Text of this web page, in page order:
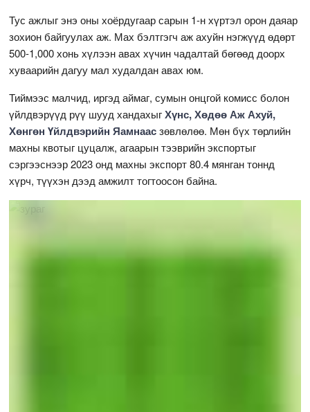
Тус ажлыг энэ оны хоёрдугаар сарын 1-н хүртэл орон даяар
зохион байгуулах аж. Мах бэлтгэгч аж ахуйн нэгжүүд өдөрт
500-1,000 хонь хүлээн авах хүчин чадалтай бөгөөд доорх
хуваарийн дагуу мал худалдан авах юм.
Тиймээс малчид, иргэд аймаг, сумын онцгой комисс болон
үйлдвэрүүд рүү шууд хандахыгХүнс, Хөдөө Аж Ахуй,
Хөнгөн Үйлдвэрийн Яамнаасзөвлөлөө. Мөн бүх төрлийн
махны квотыг цуцалж, агаарын тээврийн экспортыг
сэргээснээр 2023 онд махны экспорт 80.4 мянган тоннд
хүрч, түүхэн дээд амжилт тогтоосон байна.